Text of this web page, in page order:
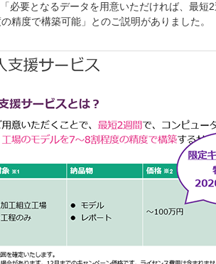
必要となるデータを用意いただければ、最短
精度で構築可能」とのご説明がありました。